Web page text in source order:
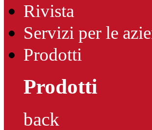
Rivista
Servizi per le
Prodotti
Prodotti
back